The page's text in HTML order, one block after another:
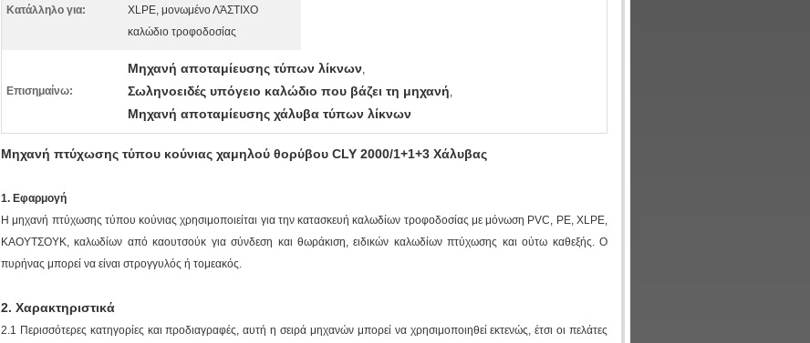
Κατάλληλο για:
XLPE, μονωμένο ΛΆΣΤΙΧΟ
καλώδιο τροφοδοσίας
Επισημαίνω:
Μηχανή αποταμίευσης τύπων λίκνων,
Σωληνοειδές υπόγειο καλώδιο που βάζει τη μηχανή,
Μηχανή αποταμίευσης χάλυβα τύπων λίκνων
Μηχανή πτύχωσης τύπου κούνιας χαμηλού θορύβου CLY 2000/1+1+3 Χάλυβας
1. Εφαρμογή
Η μηχανή πτύχωσης τύπου κούνιας χρησιμοποιείται για την κατασκευή καλωδίων τροφοδοσίας με μόνωση PVC, PE, XLPE,
ΚΑΟΥΤΣΟΥΚ, καλωδίων από καουτσούκ για σύνδεση και θωράκιση, ειδικών καλωδίων πτύχωσης και ούτω καθεξής. Ο
πυρήνας μπορεί να είναι στρογγυλός ή τομεακός.
2. Χαρακτηριστικά
2.1 Περισσότερες κατηγορίες και προδιαγραφές, αυτή η σειρά μηχανών μπορεί να χρησιμοποιηθεί εκτενώς, έτσι οι πελάτες